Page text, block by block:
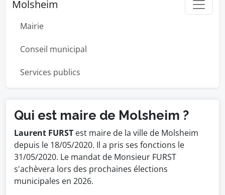
Molsheim
Mairie
Conseil municipal
Services publics
Qui est maire de Molsheim ?
Laurent FURST est maire de la ville de Molsheim
depuis le 18/05/2020. Il a pris ses fonctions le
31/05/2020. Le mandat de Monsieur FURST
s'achèvera lors des prochaines élections
municipales en 2026.